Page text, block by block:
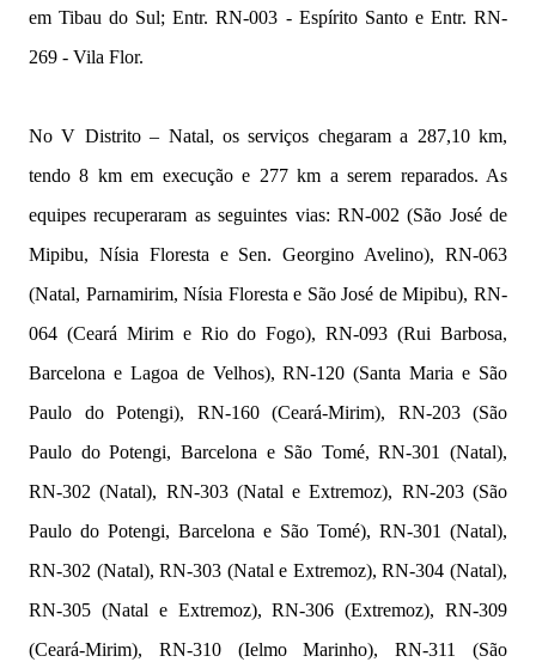
em Tibau do Sul; Entr. RN-003 - Espírito Santo e Entr. RN-
269 - Vila Flor.
No V Distrito – Natal, os serviços chegaram a 287,10 km,
tendo 8 km em execução e 277 km a serem reparados. As
equipes recuperaram as seguintes vias: RN-002 (São José de
Mipibu, Nísia Floresta e Sen. Georgino Avelino), RN-063
(Natal, Parnamirim, Nísia Floresta e São José de Mipibu), RN-
064 (Ceará Mirim e Rio do Fogo), RN-093 (Rui Barbosa,
Barcelona e Lagoa de Velhos), RN-120 (Santa Maria e São
Paulo do Potengi), RN-160 (Ceará-Mirim), RN-203 (São
Paulo do Potengi, Barcelona e São Tomé, RN-301 (Natal),
RN-302 (Natal), RN-303 (Natal e Extremoz), RN-203 (São
Paulo do Potengi, Barcelona e São Tomé), RN-301 (Natal),
RN-302 (Natal), RN-303 (Natal e Extremoz), RN-304 (Natal),
RN-305 (Natal e Extremoz), RN-306 (Extremoz), RN-309
(Ceará-Mirim), RN-310 (Ielmo Marinho), RN-311 (São